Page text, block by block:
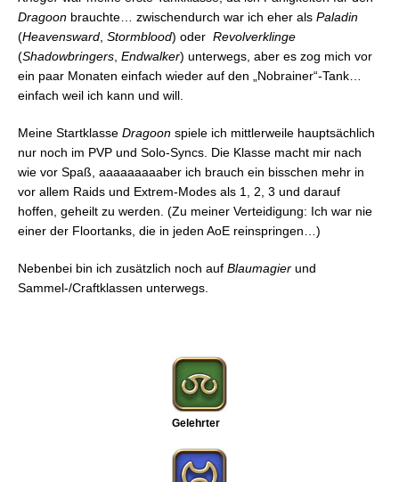
Dragoon brauchte… zwischendurch war ich eher als Paladin
(Heavensward, Stormblood) oder Revolverklinge
(Shadowbringers, Endwalker) unterwegs, aber es zog mich vor
ein paar Monaten einfach wieder auf den „Nobrainer“-Tank…
einfach weil ich kann und will.
Meine Startklasse Dragoon spiele ich mittlerweile hauptsächlich
nur noch im PVP und Solo-Syncs. Die Klasse macht mir nach
wie vor Spaß, aaaaaaaaaber ich brauch ein bisschen mehr in
vor allem Raids und Extrem-Modes als 1, 2, 3 und darauf
hoffen, geheilt zu werden. (Zu meiner Verteidigung: Ich war nie
einer der Floortanks, die in jeden AoE reinspringen…)
Nebenbei bin ich zusätzlich noch auf Blaumagier und
Sammel-/Craftklassen unterwegs.
Gelehrter